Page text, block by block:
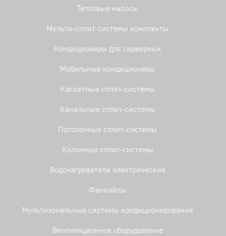
Тепловые насосы
Мульти-сплит системы комплекты
Кондиционеры для серверных
Мобильные кондиционеры
Кассетные сплит-системы
Канальные сплит-системы
Потолочные сплит-системы
Колонные сплит-системы
Водонагреватели электрические
Фанкойлы
Мультизональные системы кондиционирования
Вентиляционное оборудование